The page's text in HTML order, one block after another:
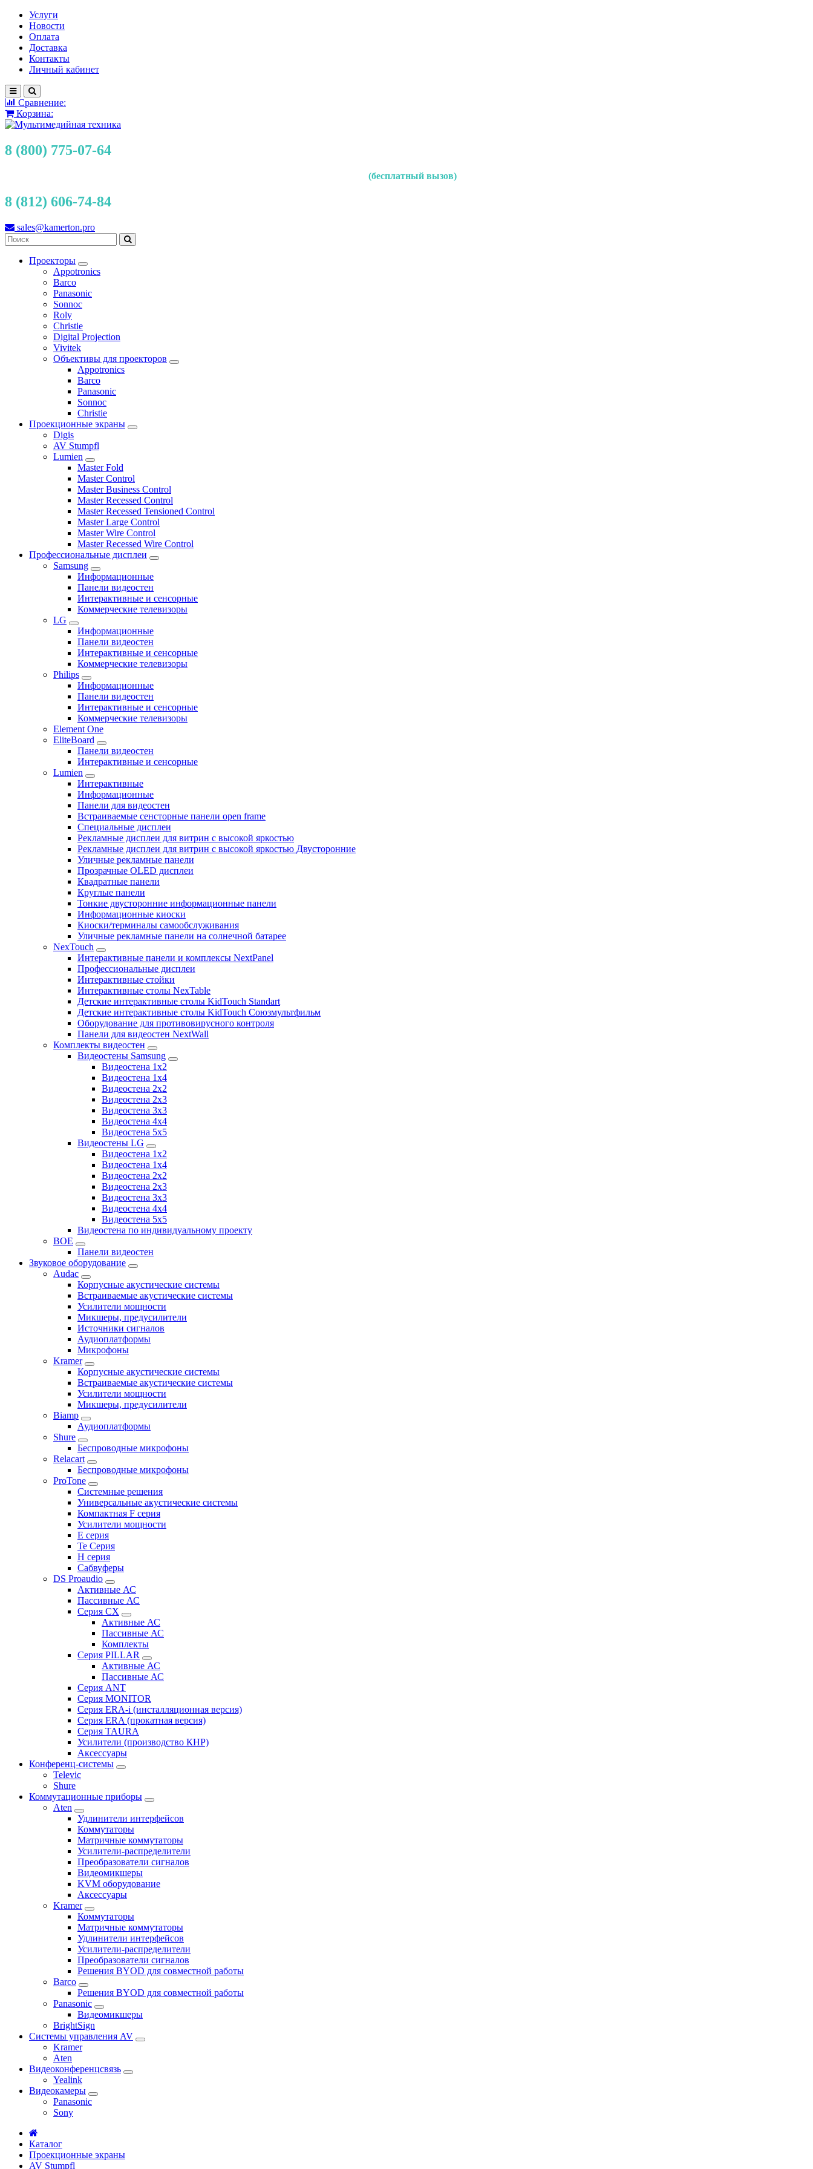
Услуги
Новости
Оплата
Доставка
Контакты
Личный кабинет
Сравнение:
Корзина:
8 (800) 775-07-64
(бесплатный вызов)
8 (812) 606-74-84
sales@kamerton.pro
Проекторы
Appotronics
Barco
Panasonic
Sonnoc
Roly
Christie
Digital Projection
Vivitek
Объективы для проекторов
Appotronics
Barco
Panasonic
Sonnoc
Сhristie
Проекционные экраны
Digis
AV Stumpfl
Lumien
Master Fold
Master Control
Master Business Control
Master Recessed Control
Master Recessed Tensioned Control
Master Large Control
Master Wire Control
Master Recessed Wire Control
Профессиональные дисплеи
Samsung
Информационные
Панели видеостен
Интерактивные и сенсорные
Коммерческие телевизоры
LG
Информационные
Панели видеостен
Интерактивные и сенсорные
Коммерческие телевизоры
Philips
Информационные
Панели видеостен
Интерактивные и сенсорные
Коммерческие телевизоры
Element One
EliteBoard
Панели видеостен
Интерактивные и сенсорные
Lumien
Интерактивные
Информационные
Панели для видеостен
Встраиваемые сенсторные панели open frame
Специальные дисплеи
Рекламные дисплеи для витрин с высокой яркостью
Рекламные дисплеи для витрин с высокой яркостью Двусторонние
Уличные рекламные панели
Прозрачные OLED дисплеи
Квадратные панели
Круглые панели
Тонкие двусторонние информационные панели
Информационные киоски
Киоски/терминалы самообслуживания
Уличные рекламные панели на солнечной батарее
NexTouch
Интерактивные панели и комплексы NextPanel
Профессиональные дисплеи
Интерактивные стойки
Интерактивные столы NexTable
Детские интерактивные столы KidTouch Standart
Детские интерактивные столы KidTouch Союзмультфильм
Оборудование для противовирусного контроля
Панели для видеостен NextWall
Комплекты видеостен
Видеостены Samsung
Видеостена 1x2
Видеостена 1x4
Видеостена 2x2
Видеостена 2х3
Видеостена 3x3
Видеостена 4x4
Видеостена 5x5
Видеостены LG
Видеостена 1x2
Видеостена 1x4
Видеостена 2x2
Видеостена 2x3
Видеостена 3x3
Видеостена 4x4
Видеостена 5x5
Видеостена по индивидуальному проекту
BOE
Панели видеостен
Звуковое оборудование
Audac
Корпусные акустические системы
Встраиваемые акустические системы
Усилители мощности
Микшеры, предусилители
Источники сигналов
Аудиоплатформы
Микрофоны
Kramer
Корпусные акустические системы
Встраиваемые акустические системы
Усилители мощности
Микшеры, предусилители
Biamp
Аудиоплатформы
Shure
Беспроводные микрофоны
Relacart
Беспроводные микрофоны
ProTone
Системные решения
Универсальные акустические системы
Компактная F серия
Усилители мощности
E серия
Te Серия
H серия
Сабвуферы
DS Proaudio
Активные АС
Пассивные АС
Серия CX
Активные АС
Пассивные АС
Комплекты
Серия PILLAR
Активные АС
Пассивные АС
Серия ANT
Серия MONITOR
Серия ERA-i (инсталляционная версия)
Серия ERA (прокатная версия)
Серия TAURA
Усилители (производство КНР)
Аксессуары
Конференц-системы
Televic
Shure
Коммутационные приборы
Aten
Удлинители интерфейсов
Коммутаторы
Матричные коммутаторы
Усилители-распределители
Преобразователи сигналов
Видеомикшеры
KVM оборудование
Аксессуары
Kramer
Коммутаторы
Матричные коммутаторы
Удлинители интерфейсов
Усилители-распределители
Преобразователи сигналов
Решения BYOD для совместной работы
Barco
Решения BYOD для совместной работы
Panasonic
Видеомикшеры
BrightSign
Системы управления AV
Kramer
Aten
Видеоконференцсвязь
Yealink
Видеокамеры
Panasonic
Sony
Каталог
Проекционные экраны
AV Stumpfl